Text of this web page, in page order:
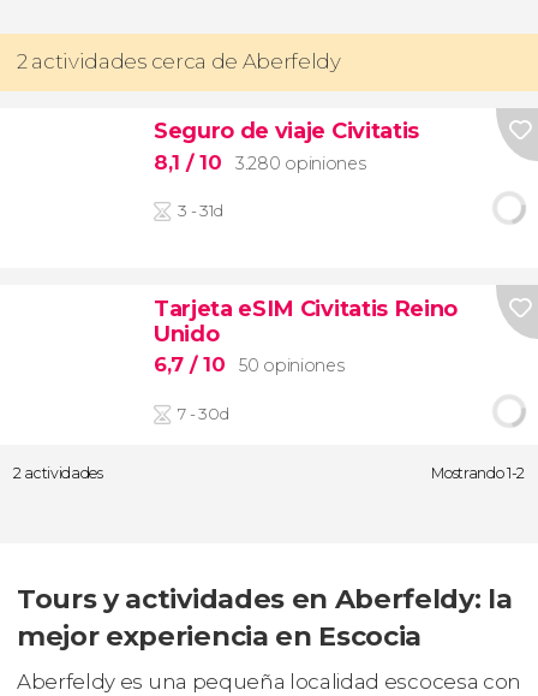
2 actividades cerca de Aberfeldy
Seguro de viaje Civitatis
8,1 / 10 3.280 opiniones
3 - 31d
Tarjeta eSIM Civitatis Reino
Unido
6,7 / 10 50 opiniones
7 - 30d
2 actividades Mostrando 1-2
Tours y actividades en Aberfeldy: la
mejor experiencia en Escocia
Aberfeldy es una pequeña localidad escocesa con